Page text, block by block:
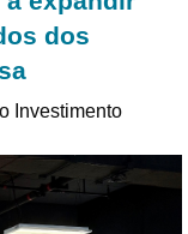
dos
Investimento